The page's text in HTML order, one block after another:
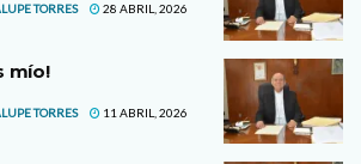
TORRES 28 ABRIL, 2026
mío!
TORRES 11 ABRIL, 2026